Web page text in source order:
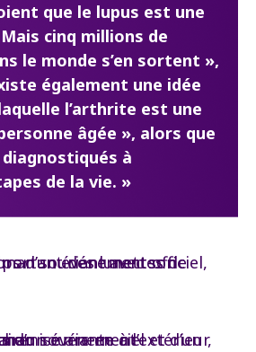
que le lupus est une
cinq millions de
le monde s’en sortent »,
également une idée
l’arthrite est une
âgée », alors que
à
de la vie. »